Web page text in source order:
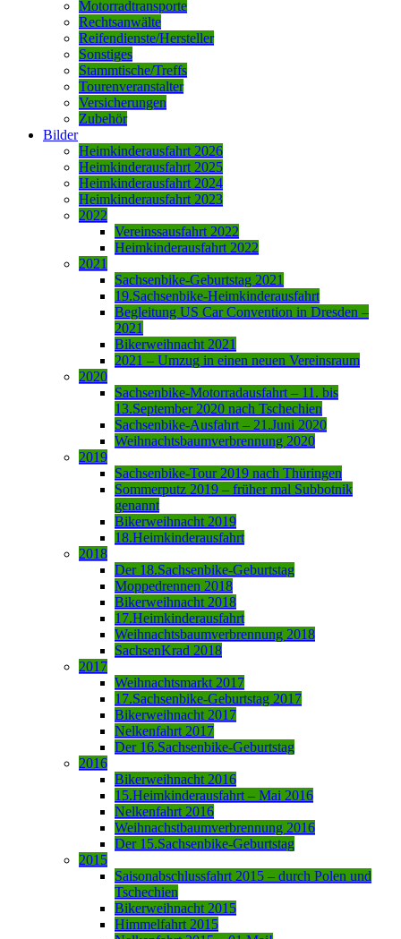
Motorradtransporte
Rechtsanwälte
Reifendienste/Hersteller
Sonstiges
Stammtische/Treffs
Tourenveranstalter
Versicherungen
Zubehör
Bilder
Heimkinderausfahrt 2026
Heimkinderausfahrt 2025
Heimkinderausfahrt 2024
Heimkinderausfahrt 2023
2022
Vereinssausfahrt 2022
Heimkinderausfahrt 2022
2021
Sachsenbike-Geburtstag 2021
19.Sachsenbike-Heimkinderausfahrt
Begleitung US Car Convention in Dresden –
2021
Bikerweihnacht 2021
2021 – Umzug in einen neuen Vereinsraum
2020
Sachsenbike-Motorradausfahrt – 11. bis
13.September 2020 nach Tschechien
Sachsenbike-Ausfahrt – 21.Juni 2020
Weihnachtsbaumverbrennung 2020
2019
Sachsenbike-Tour 2019 nach Thüringen
Sommerputz 2019 – früher mal Subbotnik
genannt
Bikerweihnacht 2019
18.Heimkinderausfahrt
2018
Der 18.Sachsenbike-Geburtstag
Moppedrennen 2018
Bikerweihnacht 2018
17.Heimkinderausfahrt
Weihnachtsbaumverbrennung 2018
SachsenKrad 2018
2017
Weihnachtsmarkt 2017
17.Sachsenbike-Geburtstag 2017
Bikerweihnacht 2017
Nelkenfahrt 2017
Der 16.Sachsenbike-Geburtstag
2016
Bikerweihnacht 2016
15.Heimkinderausfahrt – Mai 2016
Nelkenfahrt 2016
Weihnachstbaumverbrennung 2016
Der 15.Sachsenbike-Geburtstag
2015
Saisonabschlussfahrt 2015 – durch Polen und
Tschechien
Bikerweihnacht 2015
Himmelfahrt 2015